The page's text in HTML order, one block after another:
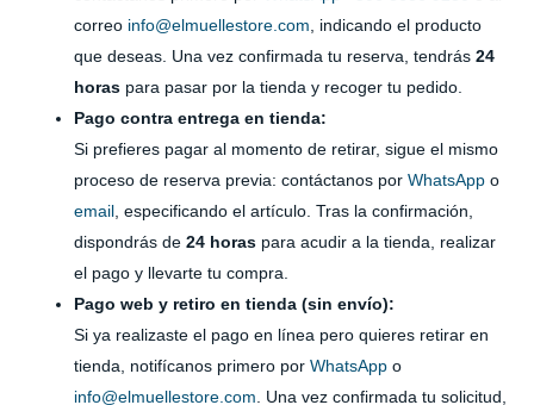
correo info@elmuellestore.com , indicando el producto
que deseas. Una vez confirmada tu reserva, tendrás 24
horas para pasar por la tienda y recoger tu pedido.
Pago contra entrega en tienda:
Si prefieres pagar al momento de retirar, sigue el mismo
proceso de reserva previa: contáctanos por WhatsApp o
email , especificando el artículo. Tras la confirmación,
dispondrás de 24 horas para acudir a la tienda, realizar
el pago y llevarte tu compra.
Pago web y retiro en tienda (sin envío):
Si ya realizaste el pago en línea pero quieres retirar en
tienda, notifícanos primero por WhatsApp o
info@elmuellestore.com . Una vez confirmada tu solicitud,